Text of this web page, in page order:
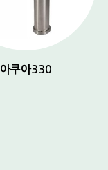
아쿠아330